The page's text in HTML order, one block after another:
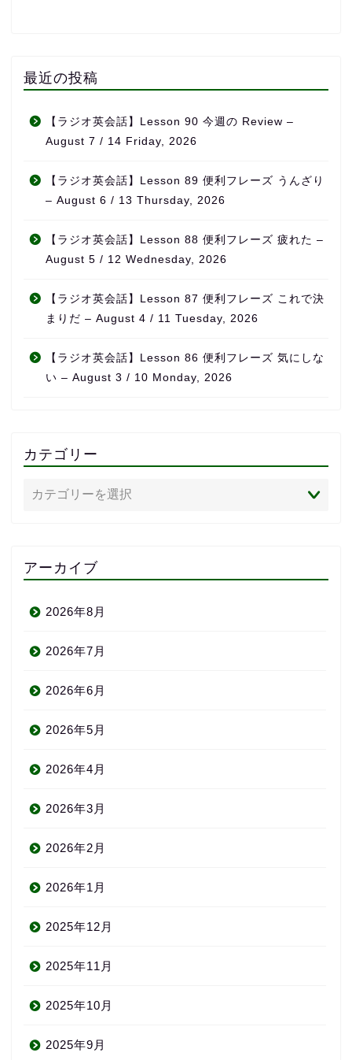
最近の投稿
【ラジオ英会話】Lesson 90 今週の Review –
August 7 / 14 Friday, 2026
【ラジオ英会話】Lesson 89 便利フレーズ うんざり
– August 6 / 13 Thursday, 2026
【ラジオ英会話】Lesson 88 便利フレーズ 疲れた –
August 5 / 12 Wednesday, 2026
【ラジオ英会話】Lesson 87 便利フレーズ これで決
まりだ – August 4 / 11 Tuesday, 2026
【ラジオ英会話】Lesson 86 便利フレーズ 気にしな
い – August 3 / 10 Monday, 2026
カテゴリー
アーカイブ
2026年8月
2026年7月
2026年6月
2026年5月
2026年4月
2026年3月
2026年2月
2026年1月
2025年12月
2025年11月
2025年10月
2025年9月